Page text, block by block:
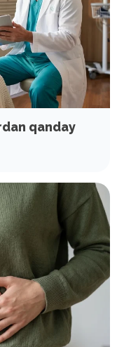
qanday